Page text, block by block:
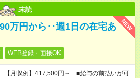
未読
NEW
万円から‥週1日の在宅あ
WEB登録・面接OK
月収例】417,500円～ ■給与の前払いが可